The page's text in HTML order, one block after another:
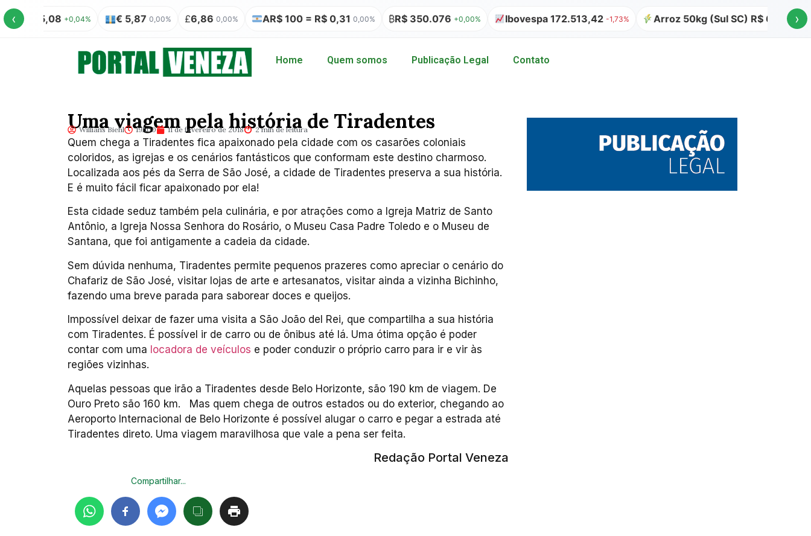
‹5,08 +0,04% € 5,87 0,00% £6,86 0,00% AR$ 100 = R$ 0,31 0,00% ₿R$ 350.076 +0,00% Ibovespa 172.513,42 -1,73% Arroz 50kg (Sul SC) R$ 64,00 ›
Home Quem somos Publicação Legal Contato
Uma viagem pela história de Tiradentes
Willians Biehl 19h00 11 de fevereiro de 2018 2 min de leitura
Quem chega a Tiradentes fica apaixonado pela cidade com os casarões coloniais
coloridos, as igrejas e os cenários fantásticos que conformam este destino charmoso.
Localizada aos pés da Serra de São José, a cidade de Tiradentes preserva a sua história.
E é muito fácil ficar apaixonado por ela!
Esta cidade seduz também pela culinária, e por atrações como a Igreja Matriz de Santo
Antônio, a Igreja Nossa Senhora do Rosário, o Museu Casa Padre Toledo e o Museu de
Santana, que foi antigamente a cadeia da cidade.
Sem dúvida nenhuma, Tiradentes permite pequenos prazeres como apreciar o cenário do
Chafariz de São José, visitar lojas de arte e artesanatos, visitar ainda a vizinha Bichinho,
fazendo uma breve parada para saborear doces e queijos.
Impossível deixar de fazer uma visita a São João del Rei, que compartilha a sua história
com Tiradentes. É possível ir de carro ou de ônibus até lá. Uma ótima opção é poder
contar com uma locadora de veículos e poder conduzir o próprio carro para ir e vir às
regiões vizinhas.
Aquelas pessoas que irão a Tiradentes desde Belo Horizonte, são 190 km de viagem. De
Ouro Preto são 160 km. Mas quem chega de outros estados ou do exterior, chegando ao
Aeroporto Internacional de Belo Horizonte é possível alugar o carro e pegar a estrada até
Tiradentes direto. Uma viagem maravilhosa que vale a pena ser feita.
Redação Portal Veneza
Compartilhar...